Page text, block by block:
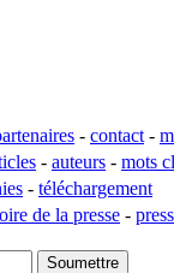
- contact -
- auteurs - mots
- téléchargement
de la presse -